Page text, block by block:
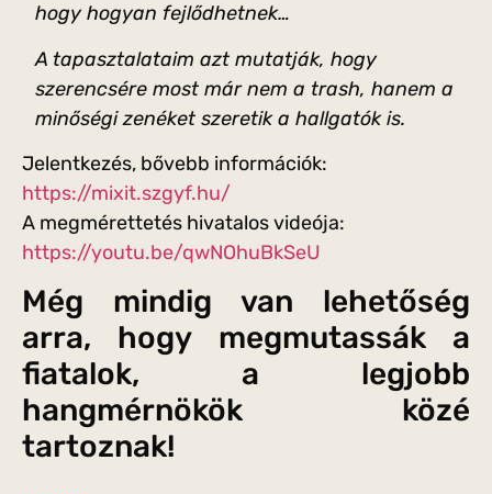
hogy hogyan fejlődhetnek…
A tapasztalataim azt mutatják, hogy
szerencsére most már nem a trash, hanem a
minőségi zenéket szeretik a hallgatók is.
Jelentkezés, bővebb információk:
https://mixit.szgyf.hu/
A megmérettetés hivatalos videója:
https://youtu.be/qwNOhuBkSeU
Még mindig van lehetőség
arra, hogy megmutassák a
fiatalok, a legjobb
hangmérnökök közé
tartoznak!